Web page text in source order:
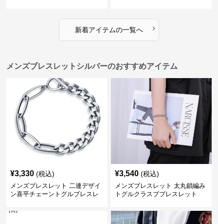
新着アイテムの一覧へ ›
メンズブレスレットシルバーのおすすめアイテム
¥3,330 (税込)
メンズブレスレット 二連デザイ
ン喜平チェーントグルブレスレ
¥3,540 (税込)
メンズブレスレット 太丸鎖編み
トグルクラスプブレスレット